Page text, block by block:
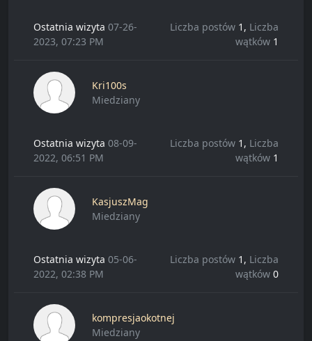
Ostatnia wizyta 07-26-
2023, 07:23 PM
Liczba postów 1, Liczba
wątków 1
Kri100s
Miedziany
Ostatnia wizyta 08-09-
2022, 06:51 PM
Liczba postów 1, Liczba
wątków 1
KasjuszMag
Miedziany
Ostatnia wizyta 05-06-
2022, 02:38 PM
Liczba postów 1, Liczba
wątków 0
kompresjaokotnej
Miedziany